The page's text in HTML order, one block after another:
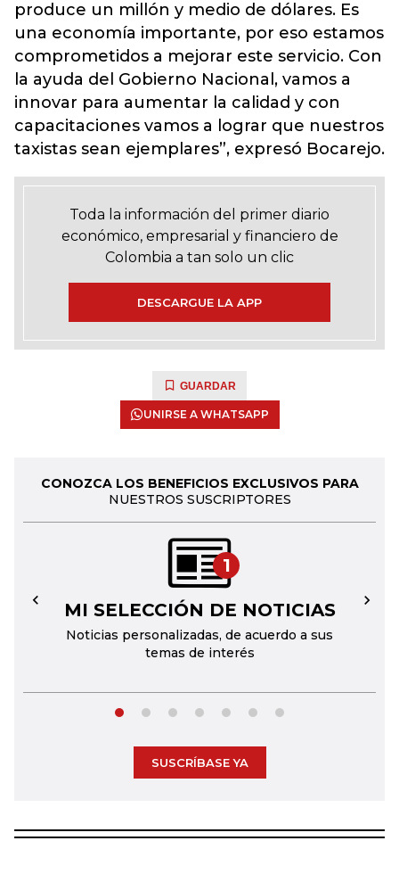
produce un millón y medio de dólares. Es
una economía importante, por eso estamos
comprometidos a mejorar este servicio. Con
la ayuda del Gobierno Nacional, vamos a
innovar para aumentar la calidad y con
capacitaciones vamos a lograr que nuestros
taxistas sean ejemplares”, expresó Bocarejo.
Toda la información del primer diario
económico, empresarial y financiero de
Colombia a tan solo un clic
DESCARGUE LA APP
GUARDAR
UNIRSE A WHATSAPP
CONOZCA LOS BENEFICIOS EXCLUSIVOS PARA
NUESTROS SUSCRIPTORES
1
MI SELECCIÓN DE NOTICIAS
Noticias personalizadas, de acuerdo a sus
temas de interés
← →
SUSCRÍBASE YA